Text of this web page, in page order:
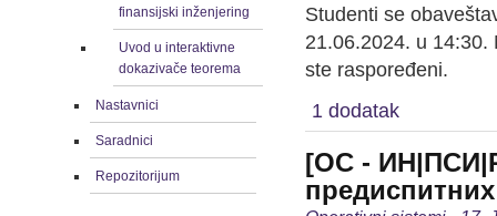
finansijski inženjering
Uvod u interaktivne
dokazivače teorema
Nastavnici
Saradnici
Repozitorijum
Studenti se
21.06.2024. u 14:30.
ste raspoređeni.
1 dodatak
[ОС -